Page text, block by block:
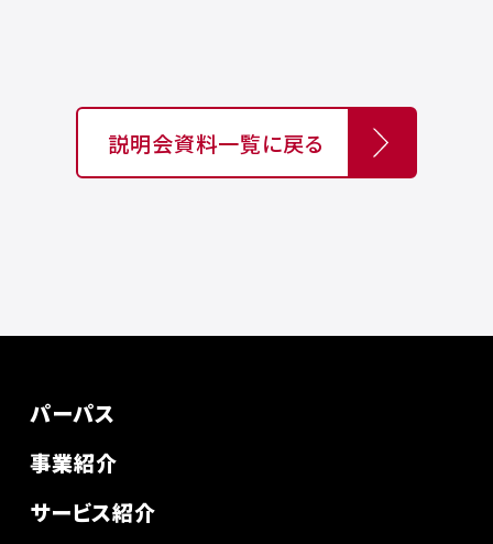
説明会資料一覧に戻る
パーパス
事業紹介
サービス紹介